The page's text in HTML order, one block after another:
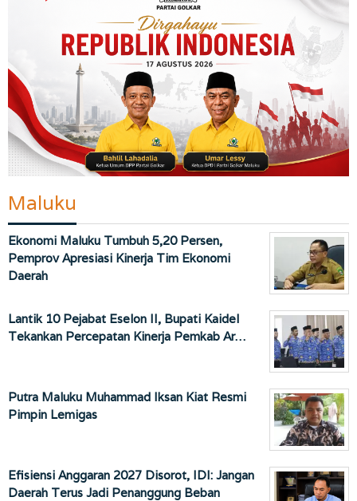
Maluku
Ekonomi Maluku Tumbuh 5,20 Persen,
Pemprov Apresiasi Kinerja Tim Ekonomi
Daerah
Lantik 10 Pejabat Eselon II, Bupati Kaidel
Tekankan Percepatan Kinerja Pemkab Ar…
Putra Maluku Muhammad Iksan Kiat Resmi
Pimpin Lemigas
Efisiensi Anggaran 2027 Disorot, IDI: Jangan
Daerah Terus Jadi Penanggung Beban